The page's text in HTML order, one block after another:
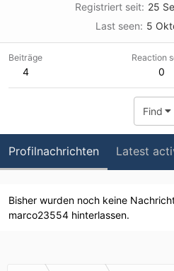
Registriert seit 25
Last seen
5
Beiträge
4
Reaction
0
Find
Profilnachrichten Latest
Bisher wurden noch keine
marco23554 hinterlassen.